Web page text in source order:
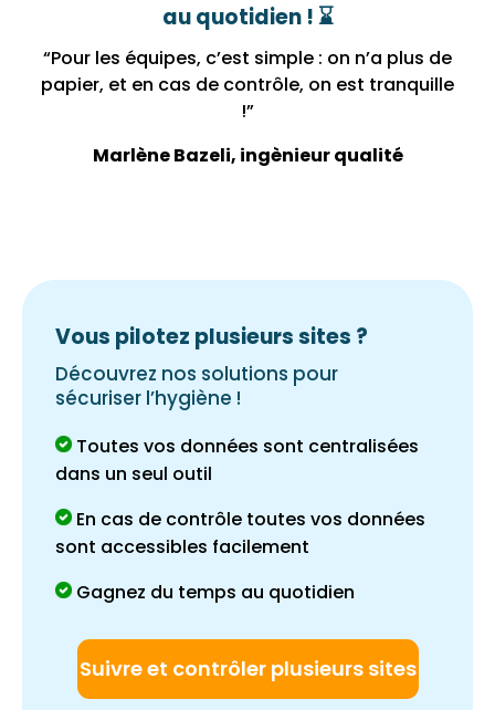
au quotidien ! ⌛
“Pour les équipes, c’est simple : on n’a plus de
papier, et en cas de contrôle, on est tranquille
!”
Marlène Bazeli, ingènieur qualité
Vous pilotez plusieurs sites ?
Découvrez nos solutions pour
sécuriser l’hygiène !
Toutes vos données sont centralisées
dans un seul outil
En cas de contrôle toutes vos données
sont accessibles facilement
Gagnez du temps au quotidien
Suivre et contrôler plusieurs sites